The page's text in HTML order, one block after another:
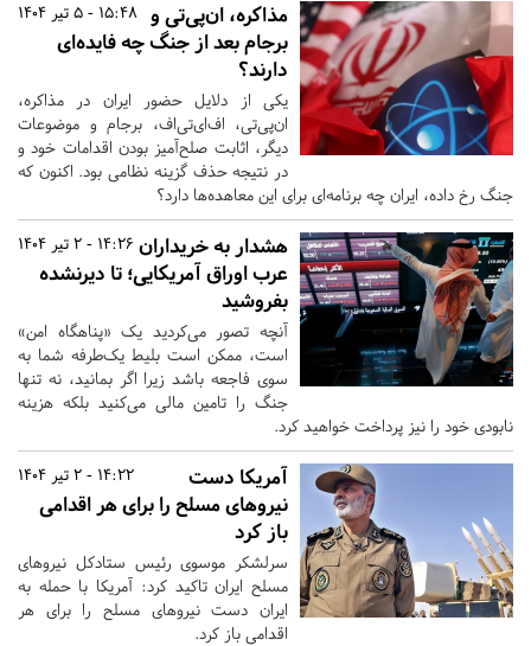
15:48 - 5 تیر 1404
مذاکره، ان‌پی‌تی و
برجام بعد از جنگ چه فایده‌ای
دارند؟
یکی از دلایل حضور ایران در مذاکره،
ان‌پی‌تی، اف‌ای‌تی‌اف، برجام و موضوعات
دیگر، اثابت صلح‌آمیز بودن اقدامات خود و
در نتیجه حذف گزینه نظامی بود. اکنون که
جنگ رخ داده، ایران چه برنامه‌ای برای این معاهده‌ها دارد؟
14:26 - 2 تیر 1404 هشدار به خریداران
عرب اوراق آمریکایی؛ تا دیرنشده
بفروشید
آنچه تصور می‌کردید یک «پناهگاه امن»
است، ممکن است بلیط یک‌طرفه شما به
سوی فاجعه باشد زیرا اگر بمانید، نه تنها
جنگ را تامین مالی می‌کنید بلکه هزینه
نابودی خود را نیز پرداخت خواهید کرد.
14:22 - 2 تیر 1404
آمریکا دست
نیروهای مسلح را برای هر اقدامی
باز کرد
سرلشکر موسوی رئیس ستادکل نیروهای
مسلح ایران تاکید کرد: آمریکا با حمله به
ایران دست نیروهای مسلح را برای هر
اقدامی باز کرد.